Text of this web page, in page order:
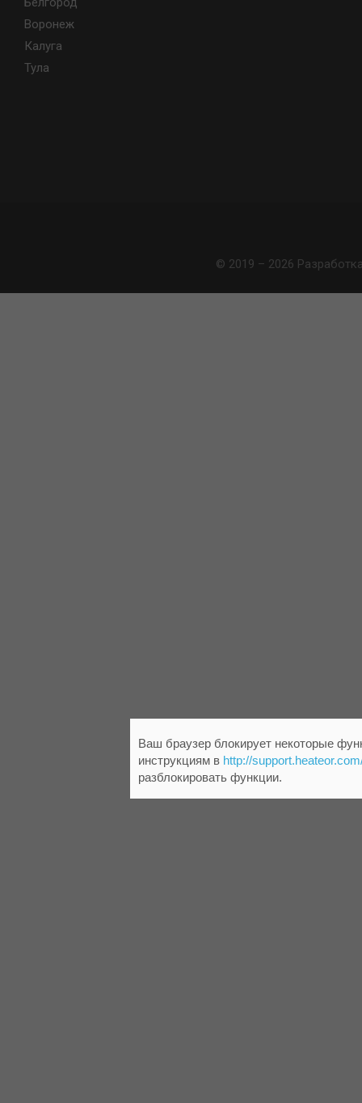
Воронеж
Калуга
Тула
© 2019 – 2026
Ваш браузер блокирует некоторые
инструкциям в http://
разблокировать функции.